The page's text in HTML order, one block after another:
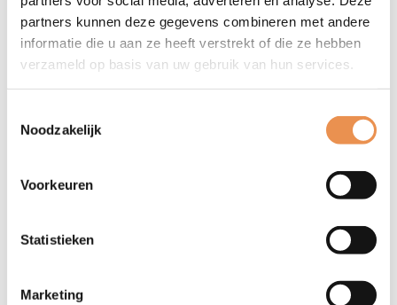
partners kunnen deze gegevens combineren met andere
informatie die u aan ze heeft verstrekt of die ze hebben
verzameld op basis van uw gebruik van hun services.
Noodzakelijk
Voorkeuren
Statistieken
Marketing
Babythuiszorg
leeftijd van één jaar zich gesteund voelen door de inzet
van babythuiszorg.
Lees meer